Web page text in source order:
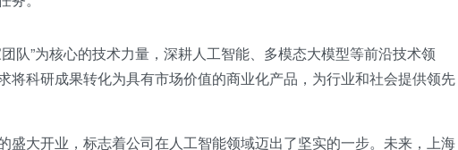
队”为核心的技术力量，深耕人工智能、多模态大模型等前沿技术领
将科研成果转化为具有市场价值的商业化产品，为行业和社会提供领先
盛大开业，标志着公司在人工智能领域迈出了坚实的一步。未来，上海